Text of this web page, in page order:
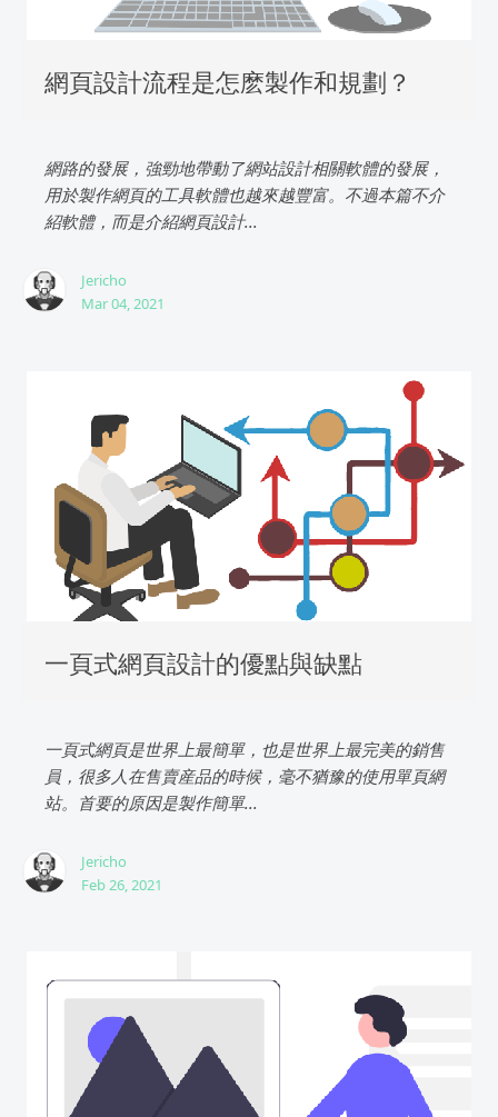
網頁設計流程是怎麽製作和規劃？
網路的發展，強勁地帶動了網站設計相關軟體的發展，
用於製作網頁的工具軟體也越來越豐富。不過本篇不介
紹軟體，而是介紹網頁設計...
Jericho
Mar 04, 2021
一頁式網頁設計的優點與缺點
一頁式網頁是世界上最簡單，也是世界上最完美的銷售
員，很多人在售賣産品的時候，毫不猶豫的使用單頁網
站。首要的原因是製作簡單...
Jericho
Feb 26, 2021